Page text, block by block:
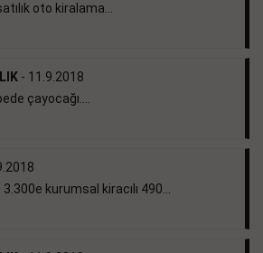
oto kiralama...
- 11.9.2018
çayocağı....
kurumsal kiracılı 490...